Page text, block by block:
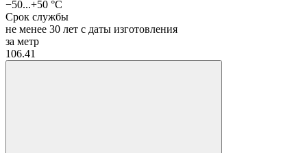
−50...+50 °C
Срок службы
не менее 30 лет с даты изготовления
за метр
106.41